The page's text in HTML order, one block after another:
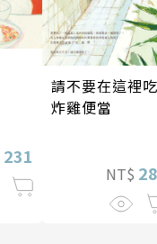
231
請不要在這裡吃
炸雞便當
NT$